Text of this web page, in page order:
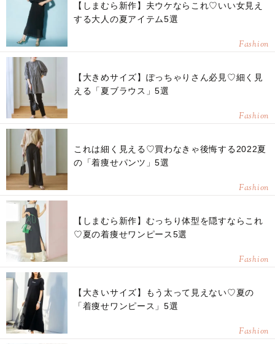
【しまむら新作】夫ウケならこれ♡いい女見え
する大人の夏アイテム5選
Fashion
【大きめサイズ】ぽっちゃりさん必見♡細く見
える「夏ブラウス」5選
Fashion
これは細く見える♡買わなきゃ後悔する2022夏
の「着痩せパンツ」5選
Fashion
【しまむら新作】むっちり体型を隠すならこれ
♡夏の着痩せワンピース5選
Fashion
【大きいサイズ】もう太って見えない♡夏の
「着痩せワンピース」5選
Fashion